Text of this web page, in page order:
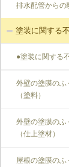
排水配管からの
塗装に関する
●塗装に関する
外壁の塗膜のふ
（塗料）
外壁の塗膜のふ
（仕上塗材）
屋根の塗膜の